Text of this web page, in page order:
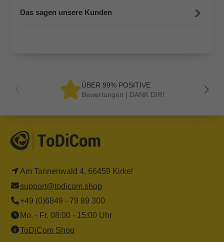
Das sagen unsere Kunden
ÜBER 99% POSITIVE
Bewertungen | DANK DIR!
Am Tannenwald 4, 66459 Kirkel
support@todicom.shop
+49 (0)6849 - 79 89 300
Mo. - Fr. 08:00 - 15:00 Uhr
ToDiCom Shop